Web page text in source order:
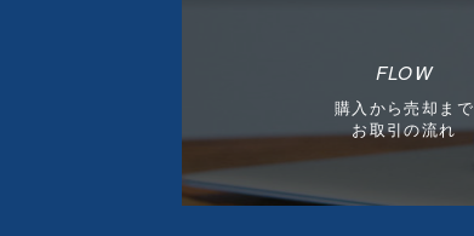
FLOW
購入から売却まで
お取引の流れ